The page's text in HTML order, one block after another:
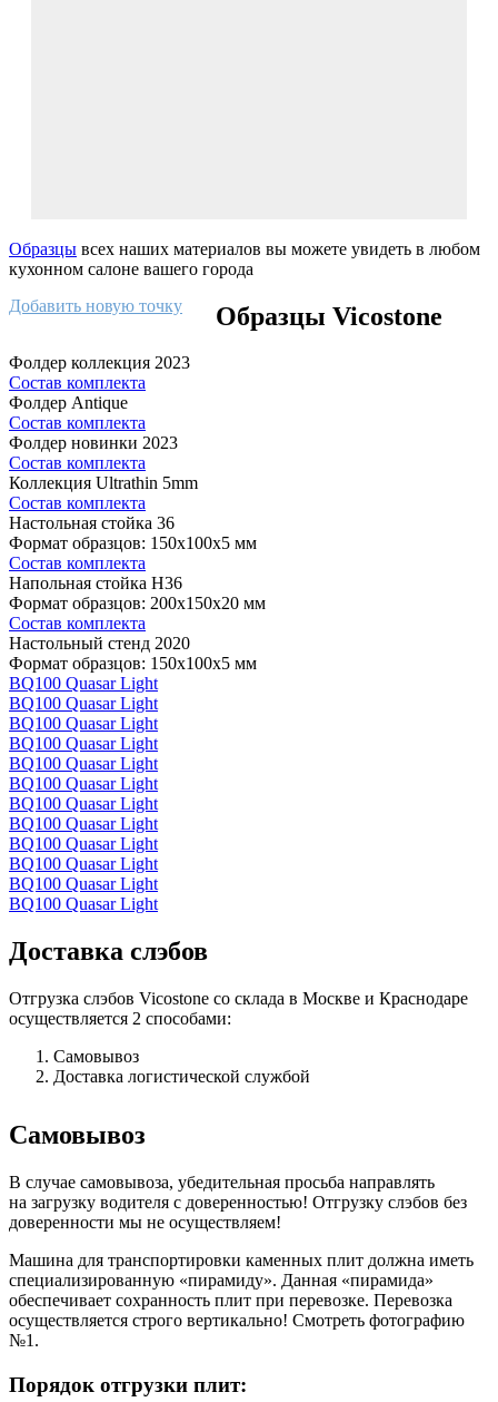
Образцы всех наших материалов вы можете увидеть в любом
кухонном салоне вашего города
Добавить новую точку
Образцы Vicostone
Фолдер коллекция 2023
Состав комплекта
Фолдер Antique
Состав комплекта
Фолдер новинки 2023
Состав комплекта
Коллекция Ultrathin 5mm
Состав комплекта
Настольная стойка 36
Формат образцов: 150x100x5 мм
Состав комплекта
Напольная стойка H36
Формат образцов: 200x150x20 мм
Состав комплекта
Настольный стенд 2020
Формат образцов: 150x100x5 мм
BQ100 Quasar Light
BQ100 Quasar Light
BQ100 Quasar Light
BQ100 Quasar Light
BQ100 Quasar Light
BQ100 Quasar Light
BQ100 Quasar Light
BQ100 Quasar Light
BQ100 Quasar Light
BQ100 Quasar Light
BQ100 Quasar Light
BQ100 Quasar Light
Доставка слэбов
Отгрузка слэбов Vicostone со склада в Москве и Краснодаре
осуществляется 2 способами:
Самовывоз
Доставка логистической службой
Самовывоз
В случае самовывоза, убедительная просьба направлять
на загрузку водителя с доверенностью! Отгрузку слэбов без
доверенности мы не осуществляем!
Машина для транспортировки каменных плит должна иметь
специализированную «пирамиду». Данная «пирамида»
обеспечивает сохранность плит при перевозке. Перевозка
осуществляется строго вертикально! Смотреть фотографию
№1.
Порядок отгрузки плит: